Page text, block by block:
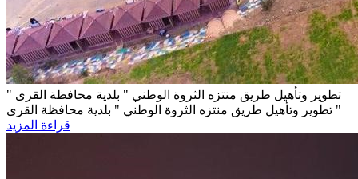
تطوير وتأهيل طريق منتزه الثروة الوطني " بلدية محافظة القرى "
تطوير وتأهيل طريق منتزه الثروة الوطني " بلدية محافظة القرى "
قراءة المزيد